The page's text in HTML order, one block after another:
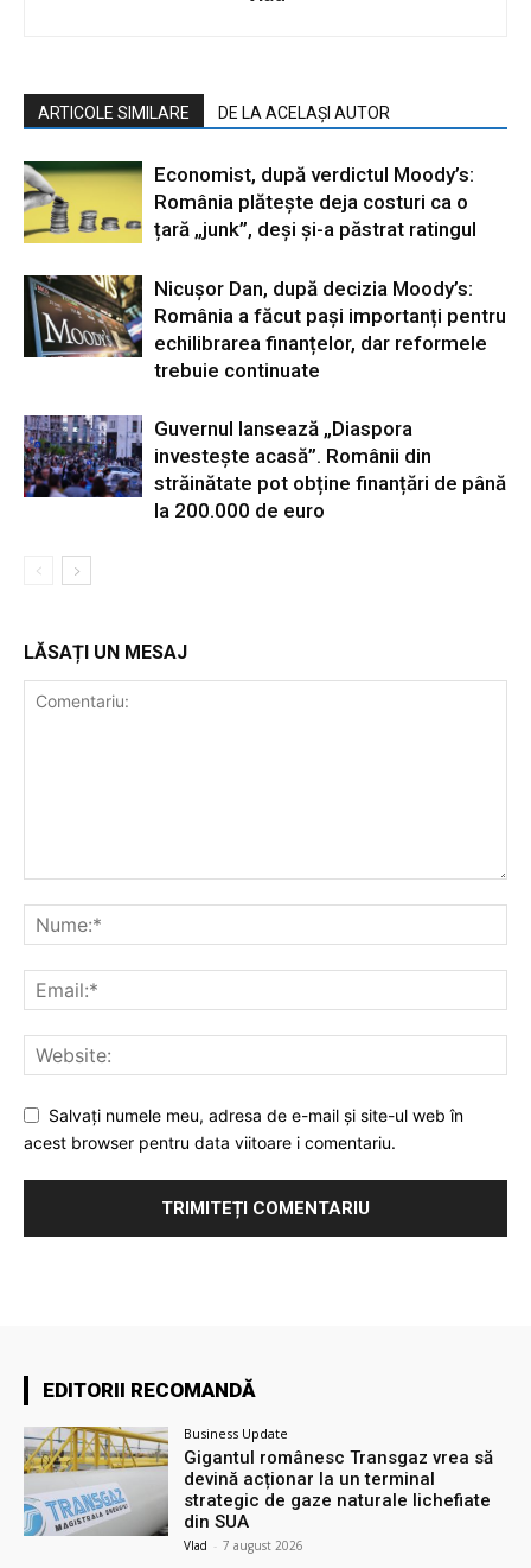
ARTICOLE SIMILARE DE LA ACELAȘI AUTOR
Economist, după verdictul Moody’s:
România plătește deja costuri ca o
țară „junk”, deși și-a păstrat ratingul
Nicușor Dan, după decizia Moody’s:
România a făcut pași importanți pentru
echilibrarea finanțelor, dar reformele
trebuie continuate
Guvernul lansează „Diaspora
investește acasă”. Românii din
străinătate pot obține finanțări de până
la 200.000 de euro
LĂSAȚI UN MESAJ
Salvați numele meu, adresa de e-mail și site-ul web în
acest browser pentru data viitoare i comentariu.
EDITORII RECOMANDĂ
Business Update
Gigantul românesc Transgaz vrea să
devină acționar la un terminal
strategic de gaze naturale lichefiate
din SUA
Vlad - 7 august 2026